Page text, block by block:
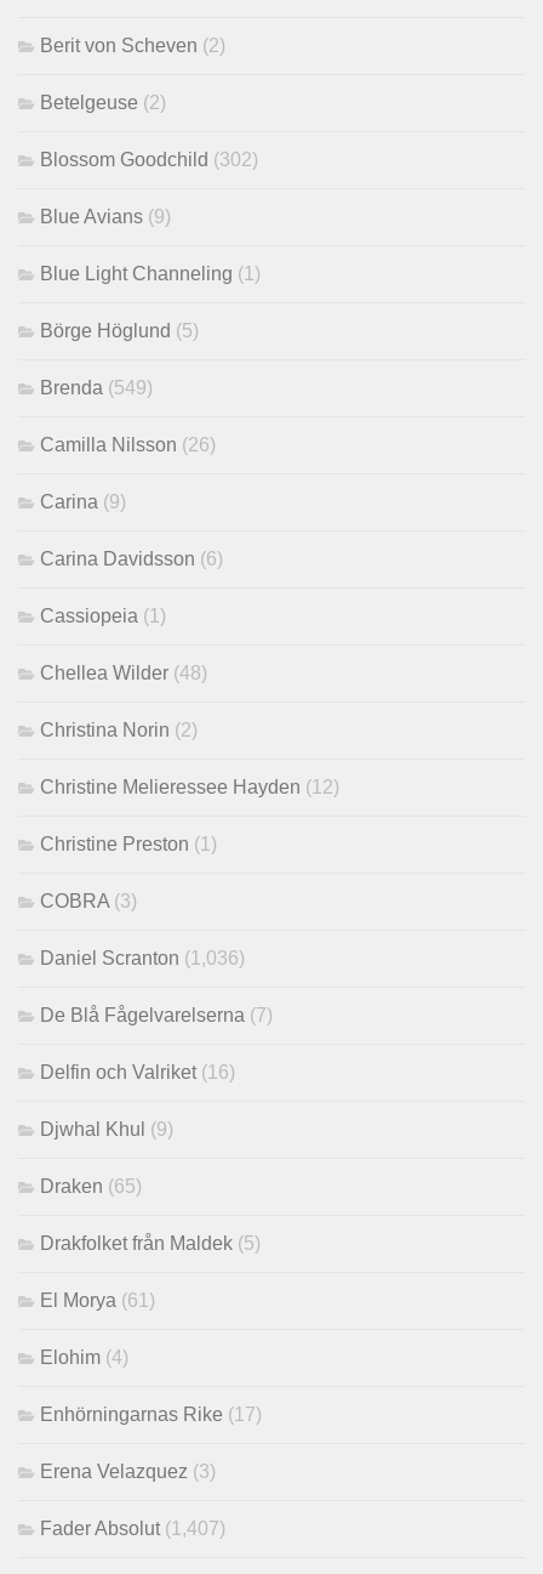
Berit von Scheven (2)
Betelgeuse (2)
Blossom Goodchild (302)
Blue Avians (9)
Blue Light Channeling (1)
Börge Höglund (5)
Brenda (549)
Camilla Nilsson (26)
Carina (9)
Carina Davidsson (6)
Cassiopeia (1)
Chellea Wilder (48)
Christina Norin (2)
Christine Melieressee Hayden (12)
Christine Preston (1)
COBRA (3)
Daniel Scranton (1,036)
De Blå Fågelvarelserna (7)
Delfin och Valriket (16)
Djwhal Khul (9)
Draken (65)
Drakfolket från Maldek (5)
El Morya (61)
Elohim (4)
Enhörningarnas Rike (17)
Erena Velazquez (3)
Fader Absolut (1,407)